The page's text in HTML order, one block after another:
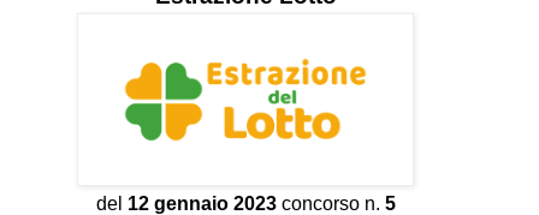
del 12 gennaio 2023concorso n. 5